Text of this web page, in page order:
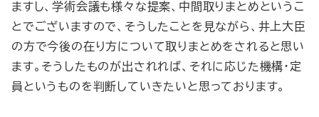
ますし、学術会議も様々な提案、中間取りまとめというこ
とでございますので、そうしたことを見ながら、井上大臣
の方で今後の在り方について取りまとめをされると思い
ます。そうしたものが出されれば、それに応じた機構・定
員というものを判断していきたいと思っております。